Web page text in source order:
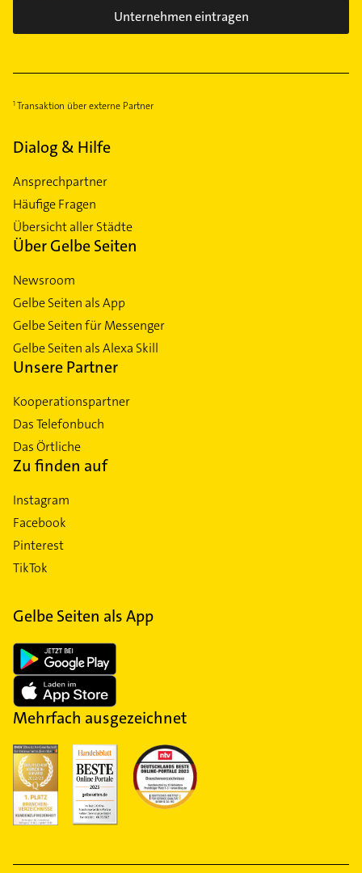
Unternehmen eintragen
Transaktion über externe Partner
Dialog & Hilfe
Ansprechpartner
Häufige Fragen
Übersicht aller Städte
Über Gelbe Seiten
Newsroom
Gelbe Seiten als App
Gelbe Seiten für Messenger
Gelbe Seiten als Alexa Skill
Unsere Partner
Kooperationspartner
Das Telefonbuch
Das Örtliche
Zu finden auf
Instagram
Facebook
Pinterest
TikTok
Gelbe Seiten als App
Mehrfach ausgezeichnet